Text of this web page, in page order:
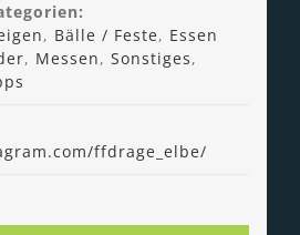
, Bälle / Feste, Essen
, Messen, Sonstiges,
ffdrage_elbe/